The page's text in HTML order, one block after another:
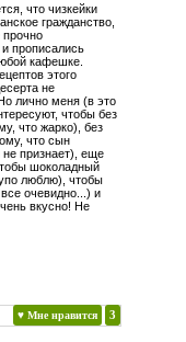
что чизкейки
гражданство,
прочно
прописались
кафешке.
этого
не
лично меня (в это
чтобы без
что жарко), без
что сын
не признает), еще
шоколадный
люблю), чтобы
очевидно...) и
вкусно! Не
♥ Мне нравится 3